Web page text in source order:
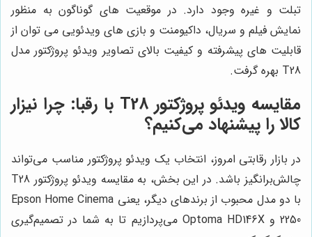
تبلت و غیره وجود دارد. در موقعیت های گوناگون به منظور
نمایش فیلم و سریال، داکیومنت و بازی های ویدئویی می توان از
قابلیت های پیشرفته و کیفیت بالای تصاویر ویدئو پروژکتور مدل
T28 بهره گرفت.
مقایسه ویدئو پروژکتور T28 با رقبا: چرا نیزار
کالا را پیشنهاد می‌کنیم؟
در بازار رقابتی امروز، انتخاب یک ویدئو پروژکتور مناسب می‌تواند
چالش‌برانگیز باشد. در این بخش، به مقایسه ویدئو پروژکتور T28
با دو مدل محبوب از برندهای دیگر، یعنی Epson Home Cinema
2250 و Optoma HD146X می‌پردازیم تا به شما در تصمیم‌گیری